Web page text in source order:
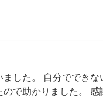
ました。 自分ででき
ので助かりました。 感